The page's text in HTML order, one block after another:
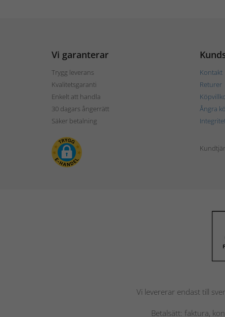
Vi garanterar
Trygg leverans
Kvalitetsgaranti
Enkelt att handla
30 dagars ångerrätt
Säker betalning
Kontakt
Returer
Ångra
Vi levererar endast till
Betalsätt: faktura,